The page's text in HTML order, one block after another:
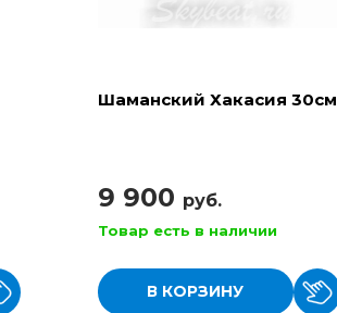
Шаманский Хакасия 30см
9 900 руб.
Товар есть в наличии
В КОРЗИНУ